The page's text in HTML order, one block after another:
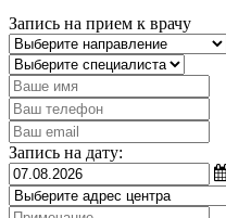
Запись на прием к врачу
Запись на дату: